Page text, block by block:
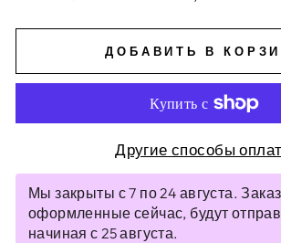
ДОБАВИТЬ В
Другие способы
Мы закрыты с 7 по 24 августа.
оформленные сейчас, будут
начиная с 25 августа.